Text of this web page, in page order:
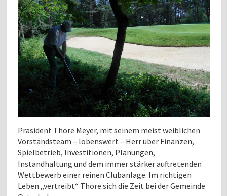
Präsident Thore Meyer, mit seinem meist weiblichen
Vorstandsteam – lobenswert – Herr über Finanzen,
Spielbetrieb, Investitionen, Planungen,
Instandhaltung und dem immer stärker auftretenden
Wettbewerb einer reinen Clubanlage. Im richtigen
Leben „vertreibt“ Thore sich die Zeit bei der Gemeinde